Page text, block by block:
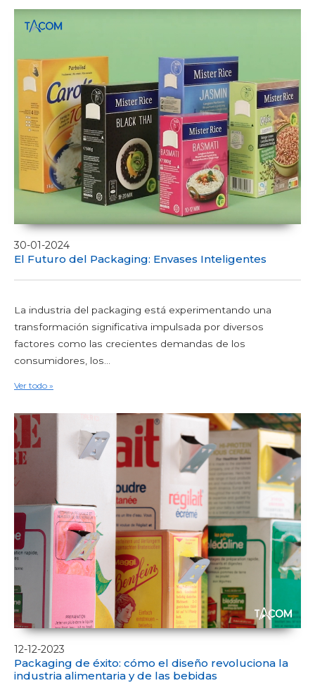
Carton Feeder
Líneas de envasado usadas
Optimización de líneas de embalaje
30-01-2024
El Futuro del Packaging: Envases Inteligentes
La industria del packaging está experimentando una
transformación significativa impulsada por diversos
factores como las crecientes demandas de los
consumidores, los...
Ver todo »
12-12-2023
Packaging de éxito: cómo el diseño revoluciona la
industria alimentaria y de las bebidas